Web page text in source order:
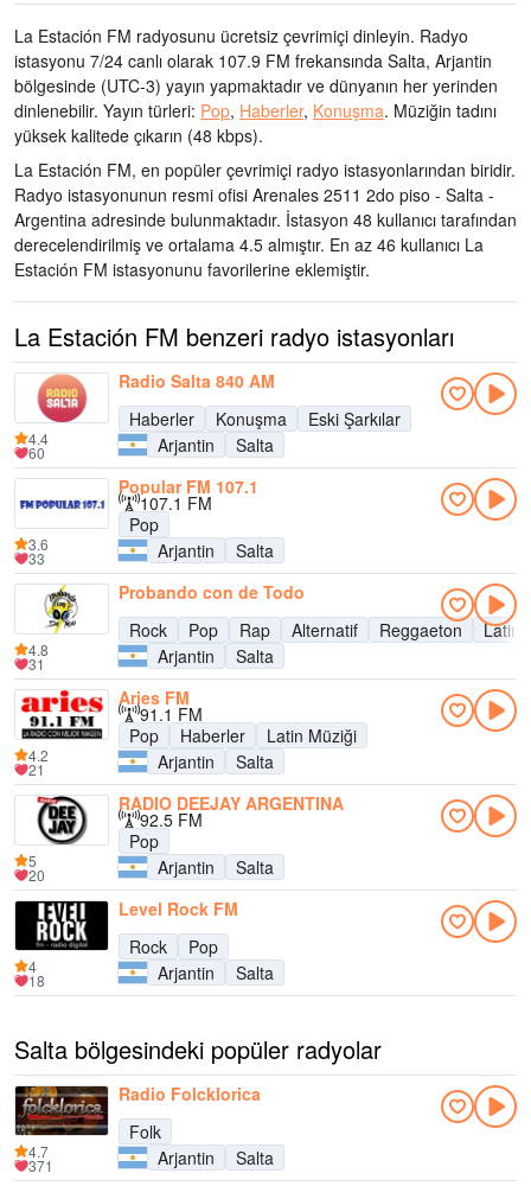
La Estación FM radyosunu ücretsiz çevrimiçi dinleyin. Radyo
istasyonu 7/24 canlı olarak 107.9 FM frekansında Salta, Arjantin
bölgesinde (UTC-3) yayın yapmaktadır ve dünyanın her yerinden
dinlenebilir. Yayın türleri: Pop, Haberler, Konuşma. Müziğin tadını
yüksek kalitede çıkarın (48 kbps).
La Estación FM, en popüler çevrimiçi radyo istasyonlarından biridir.
Radyo istasyonunun resmi ofisi Arenales 2511 2do piso - Salta -
Argentina adresinde bulunmaktadır. İstasyon 48 kullanıcı tarafından
derecelendirilmiş ve ortalama 4.5 almıştır. En az 46 kullanıcı La
Estación FM istasyonunu favorilerine eklemiştir.
La Estación FM benzeri radyo istasyonları
Radio Salta 840 AM
Haberler
Konuşma
Eski Şarkılar
Arjantin
Salta
4.4
60
Popular FM 107.1
107.1 FM
Pop
Arjantin
Salta
3.6
33
Probando con de Todo
Rock
Pop Rap Alternatif Reggaeton
Latin
Arjantin
Salta
4.8
31
Aries FM
91.1 FM
Pop
Haberler
Latin Müziği
Arjantin
Salta
4.2
21
RADIO DEEJAY ARGENTINA
92.5 FM
Pop
Arjantin
Salta
5
20
Level Rock FM
Rock
Pop
Arjantin
Salta
4
18
Salta bölgesindeki popüler radyolar
Radio Folcklorica
Folk
Arjantin
Salta
4.7
371